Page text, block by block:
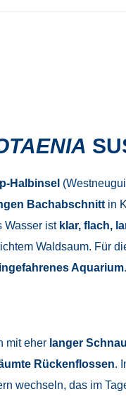
Halbinsel
Bachabschnittin
Wasser ist klar, flach,
Waldsaum. Für
Aquarium.
mit eher langer
Rückenflossen.
wechseln, das im